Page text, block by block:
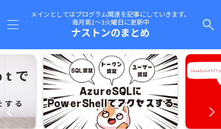
メインとしてはプログラム関連を記事にしていきます。
毎月第1～3火曜日に更新中
ナストンのまとめ